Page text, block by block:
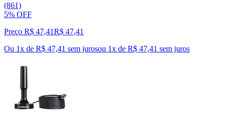
(861)
5% OFF
Preço R$ 47,41R$ 47,41
Ou 1x de R$ 47,41 sem jurosou 1x de R$ 47,41 sem juros